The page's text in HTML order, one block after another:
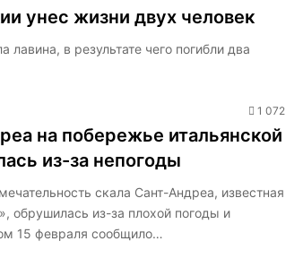
унес жизни двух человек
в результате чего погибли два
1 072
на побережье итальянской
из-за непогоды
скала Сант-Андреа, известная
обрушилась из-за плохой погоды и
15 февраля сообщило…